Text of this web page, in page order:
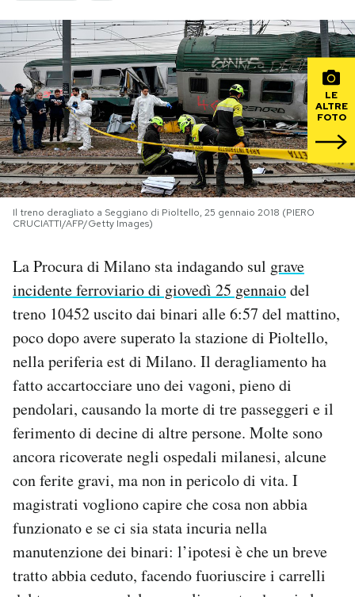
PODCAST
NEWSLETTER
I MIEI PREFERITI
SHOP
CALENDARIO
AREA PERSONALE
Area Personale
Newsletter
Notifiche mobile
Regala il Post
Hai bisogno di aiuto?
Esci
LE
ALTRE
FOTO
Il treno deragliato a Seggiano di Pioltello, 25 gennaio 2018 (PIERO
CRUCIATTI/AFP/Getty Images)
La Procura di Milano sta indagando sul grave
incidente ferroviario di giovedì 25 gennaiodel
treno 10452 uscito dai binari alle 6:57 del mattino,
poco dopo avere superato la stazione di Pioltello,
nella periferia est di Milano. Il deragliamento ha
fatto accartocciare uno dei vagoni, pieno di
pendolari, causando la morte di tre passeggeri e il
ferimento di decine di altre persone. Molte sono
ancora ricoverate negli ospedali milanesi, alcune
con ferite gravi, ma non in pericolo di vita. I
magistrati vogliono capire che cosa non abbia
funzionato e se ci sia stata incuria nella
manutenzione dei binari: l’ipotesi è che un breve
tratto abbia ceduto, facendo fuoriuscire i carrelli